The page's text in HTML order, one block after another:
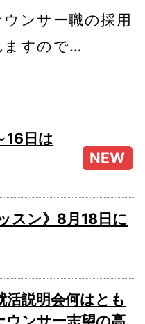
ンサー職の採用
ますので…
16日は
スン》8月18日に
説明会何はとも